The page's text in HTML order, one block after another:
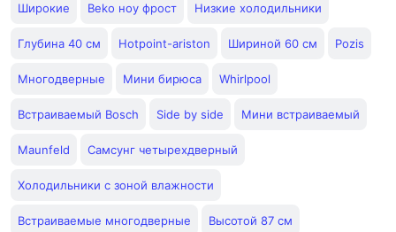
Широкие Beko ноу фрост Низкие холодильники
Глубина 40 см Hotpoint-ariston Шириной 60 см Pozis
Многодверные Мини бирюса Whirlpool
Встраиваемый Bosch Side by side Мини встраиваемый
Maunfeld Самсунг четырехдверный
Холодильники с зоной влажности
Встраиваемые многодверные Высотой 87 см